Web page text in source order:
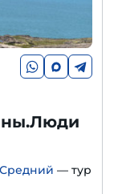
— тур